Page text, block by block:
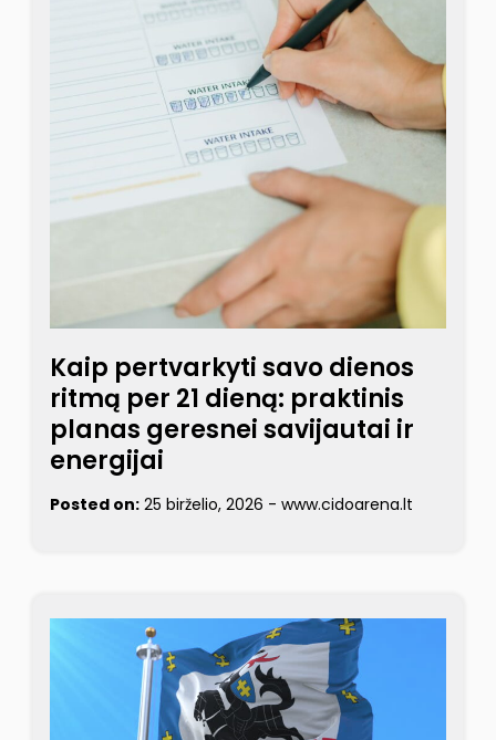
Kaip pertvarkyti savo dienos
ritmą per 21 dieną: praktinis
planas geresnei savijautai ir
energijai
Posted on: 25 birželio, 2026 - www.cidoarena.lt